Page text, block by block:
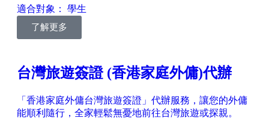
適合對象： 學生
了解更多
台灣旅遊簽證 (香港家庭外傭)代辦
「香港家庭外傭台灣旅遊簽證」代辦服務，讓您的外傭
能順利隨行，全家輕鬆無憂地前往台灣旅遊或探親。